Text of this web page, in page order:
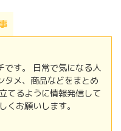
です。 日常で気になる人
タメ、商品などをまとめ
てるように情報発信して
くお願いします。